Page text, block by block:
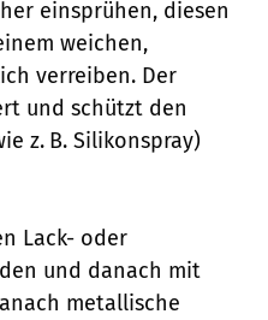
einsprühen, diesen
weichen,
verreiben. Der
und schützt den
z. B. Silikonspray)
Lack- oder
und danach mit
metallische